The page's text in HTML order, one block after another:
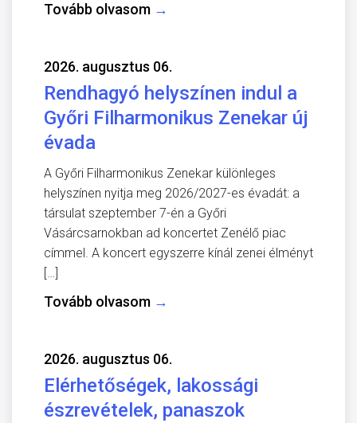
Tovább olvasom →
2026. augusztus 06.
Rendhagyó helyszínen indul a
Győri Filharmonikus Zenekar új
évada
A Győri Filharmonikus Zenekar különleges
helyszínen nyitja meg 2026/2027-es évadát: a
társulat szeptember 7-én a Győri
Vásárcsarnokban ad koncertet Zenélő piac
címmel. A koncert egyszerre kínál zenei élményt
[…]
Tovább olvasom →
2026. augusztus 06.
Elérhetőségek, lakossági
észrevételek, panaszok